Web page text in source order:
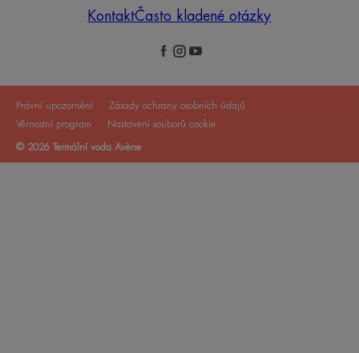
KontaktČasto kladené otázky
Právní upozornění
Zásady ochrany osobních údajů
Věrnostní program
Nastavení souborů cookie
© 2026 Termální voda Avène